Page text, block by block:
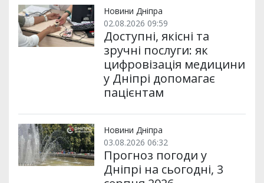
и k m p
Новини Дніпра
02.08.2026 09:59
Доступні, якісні та
зручні послуги: як
цифровізація медицини
у Дніпрі допомагає
пацієнтам
Новини Дніпра
03.08.2026 06:32
Прогноз погоди у
Дніпрі на сьогодні, 3